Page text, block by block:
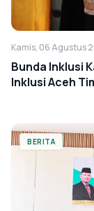
Kamis, 06 Agustus
Bunda Inklusi
Inklusi Aceh
BERITA